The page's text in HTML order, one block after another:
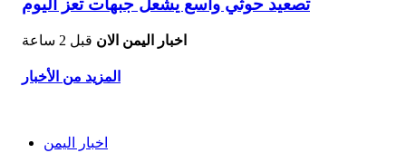
تصعيد حوثي واسع يشعل جبهات تعز اليوم
اخبار اليمن الان قبل 2 ساعة
المزيد من الأخبار
اخبار اليمن